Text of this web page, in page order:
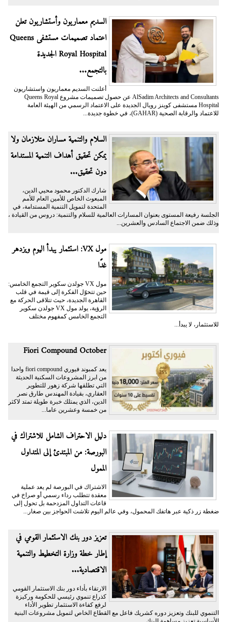
السديم معماريون وأستشاريون تعلن
اعتماد تصميمات مستشفى Queens
Royal Hospital الجديدة
بالتجمع...
أعلنت السديم معماريون واستشاريون
AlSadim Architects and Consultants عن حصول تصميمات مشروع Queens Royal
Hospital مستشفى كوينز رويال الجديدة على الاعتماد الرسمي من الهيئة العامة
للاعتماد والرقابة الصحية (GAHAR)، في خطوة جديدة...
السلام والتنمية مساران متلازمان ولا
يمكن تحقيق أهداف التنمية المستدامة
دون تحقيق...
شارك الدكتور محمود محيي الدين،
المبعوث الخاص للأمين العام للأمم
المتحدة لتمويل التنمية المستدامة، في
الجلسة رفيعة المستوى بعنوان المسارات العالمية للسلام والتنمية: دروس من القيادة ،
وذلك ضمن الاجتماع السادس والعشرين...
مول VX: استثمار يبدأ اليوم ويزدهر
غدًا
مول VX جولدن سكوير التجمع الخامس:
حين تتحوّل الفكرة إلى قيمة في قلب
القاهرة الجديدة، حيث تتلاقى الحركة مع
الرؤية، يولد مول VX جولدن سكوير
التجمع الخامس كمفهوم مختلف
للاستثمار، لا يبدأ...
Fiori Compound October
يعد كمبوند فيوري fiori compound واحدا
من ابرز المشروعات السكنية الحديثة
التي تطلقها شركة زهور للتطوير
العقاري، بقيادة المهندس طارق نصر
الدين، الذي يمتلك خبرة طويلة تمتد لاكثر
من خمسة وعشرين عاما...
دليل الاحتراف الشامل للاشتراك في
البورصة: من المبتدئ إلى المتداول
الممول
الاشتراك في البورصة لم يعد عملية
معقدة تتطلب رداء رسمي أو صراخ في
قاعات التداول المزدحمة بل تحول إلى
ضغطة زر ذكية عبر هاتفك المحمول، وفي عالم اليوم تلاشت الحواجز بين صغار...
تعزيز دور بنك الاستثمار القومي في
إطار خطة وزارة التخطيط والتنمية
الاقتصادية...
الارتقاء بأداء دور بنك الاستثمار القومي
كذراع تنموي رئيسي للحكومة وركيزة
لرفع كفاءة الاستثمار تطوير الأداء
التنموي للبنك وتعزيز دوره كشريك فاعل مع القطاع الخاص لتمويل مشروعات البنية